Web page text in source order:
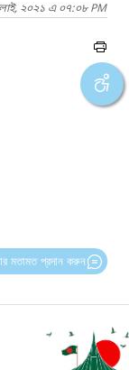
২০২১ এ ০৭:০৮ PM
মতামত প্রদান করুন